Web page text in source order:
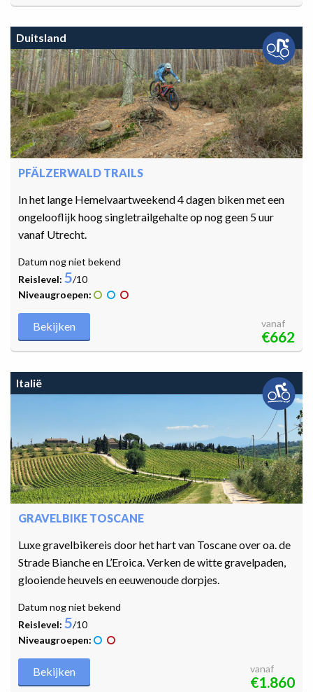
Duitsland
PFÄLZERWALD TRAILS
In het lange Hemelvaartweekend 4 dagen biken met een
ongelooflijk hoog singletrailgehalte op nog geen 5 uur
vanaf Utrecht.
Datum nog niet bekend
Reislevel: 5/10
Niveaugroepen:
Bekijken vanaf
€662
Italië
GRAVELBIKE TOSCANE
Luxe gravelbikereis door het hart van Toscane over oa. de
Strade Bianche en L’Eroica. Verken de witte gravelpaden,
glooiende heuvels en eeuwenoude dorpjes.
Datum nog niet bekend
Reislevel: 5/10
Niveaugroepen:
Bekijken vanaf
€1.860